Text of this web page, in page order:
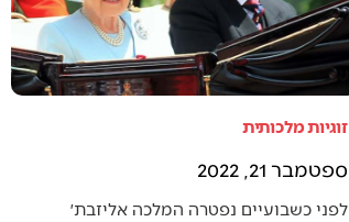
זוגיות מלכותית
ספטמבר 21, 2022
לפני כשבועיים נפטרה המלכה אליזבת׳